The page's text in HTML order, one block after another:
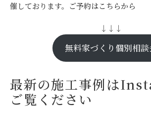
催しております。ご予約はこちらから
↓↓↓
無料家づくり個別相談
最新の施工事例は
ご覧ください